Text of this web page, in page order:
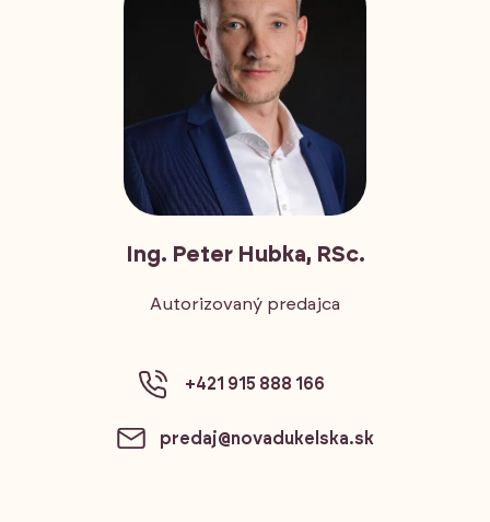
Ing. Peter Hubka, RSc.
Autorizovaný predajca
+421 915 888 166
predaj@novadukelska.sk